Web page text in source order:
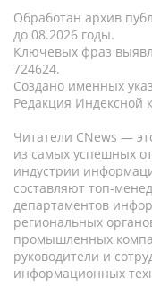
Обработан архив
до 08.2026 годы.
Ключевых фраз
724624.
Создано именных
Редакция Индексной
Читатели CNews —
из самых успешных
индустрии
составляют топ-
департаментов
региональных
промышленных
руководители и
информационных